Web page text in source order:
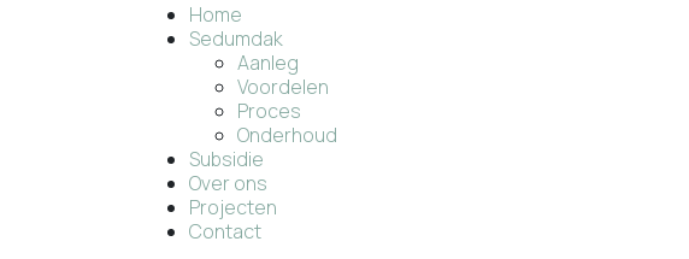
Home
Sedumdak
Aanleg
Voordelen
Proces
Onderhoud
Subsidie
Over ons
Projecten
Contact